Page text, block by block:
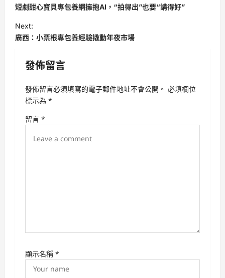
o
s
t
短劇甜心寶貝專包養網擁抱AI，“拍得出”也要“講得好”
Next:
廣西：小票根專包養經驗撬動年夜市場
發佈留言
發佈留言必須填寫的電子郵件地址不會公開。 必填欄位
標示為 *
留言 *
顯示名稱 *